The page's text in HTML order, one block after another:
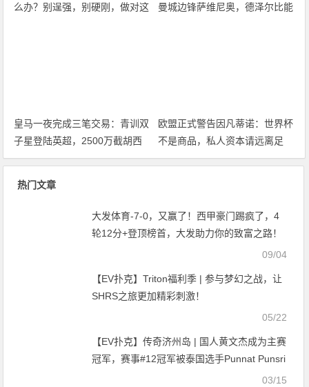
么办？别逞强，别硬刚，做对这
曼城边锋萨维尼奥，德泽尔比能
皇马一夜完成三笔交易：青训双
子星登陆英超，2500万截胡西
甲锋霸，大发体育助力你的致富
欧盟正式警告因凡蒂诺：世界杯
不是商品，私人资本请远离足
球，大发体育助力你的致富之
热门文章
大发体育-7-0，又赢了！西甲豪门踢疯了，4
轮12分+登顶榜首，大发助力你的致富之路！
09/04
【EV扑克】Triton福利季 | 参与梦幻之战，让
SHRS之旅更加精彩刺激！
05/22
【EV扑克】传奇济州岛 | 国人黄文杰成为主赛
冠军，赛事#12冠军被泰国选手Punnat Punsri
03/15